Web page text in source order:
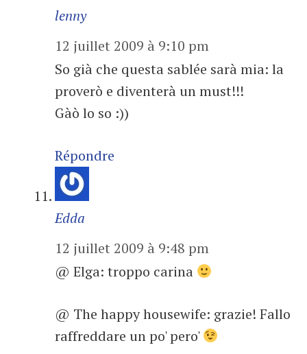
lenny
12 juillet 2009 à 9:10 pm
So già che questa sablée sarà mia: la
proverò e diventerà un must!!!
Gàò lo so :))
Répondre
Edda
12 juillet 2009 à 9:48 pm
@ Elga: troppo carina
@ The happy housewife: grazie! Fallo
raffreddare un po' pero'